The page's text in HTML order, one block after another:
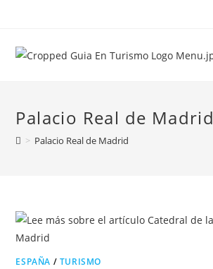
Palacio Real de Madrid
> Palacio Real de Madrid
ESPAÑA / TURISMO